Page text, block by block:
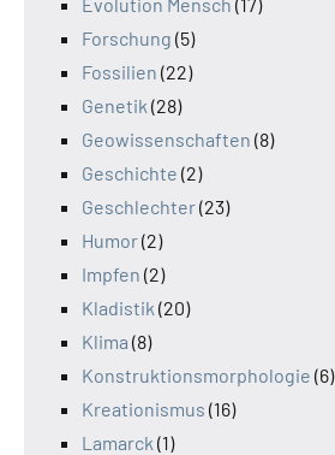
Forschung (5)
Fossilien (22)
Genetik (28)
Geowissenschaften (8)
Geschichte (2)
Geschlechter(23)
Humor(2)
Impfen (2)
Kladistik (20)
Klima (8)
Konstruktionsmorphologie (6)
Kreationismus (16)
Lamarck (1)